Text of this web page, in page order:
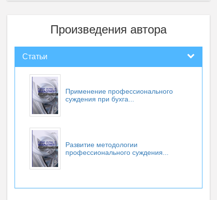
Произведения автора
Статьи
Применение профессионального
суждения при бухга...
Развитие методологии
профессионального суждения...